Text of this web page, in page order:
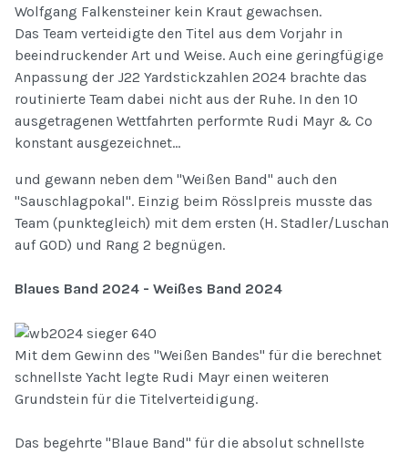
Wolfgang Falkensteiner kein Kraut gewachsen.
Das Team verteidigte den Titel aus dem Vorjahr in
beeindruckender Art und Weise. Auch eine geringfügige
Anpassung der J22 Yardstickzahlen 2024 brachte das
routinierte Team dabei nicht aus der Ruhe. In den 10
ausgetragenen Wettfahrten performte Rudi Mayr & Co
konstant ausgezeichnet...
und gewann neben dem "Weißen Band" auch den
"Sauschlagpokal". Einzig beim Rösslpreis musste das
Team (punktegleich) mit dem ersten (H. Stadler/Luschan
auf GOD) und Rang 2 begnügen.
Blaues Band 2024 - Weißes Band 2024
Mit dem Gewinn des "Weißen Bandes" für die berechnet
schnellste Yacht legte Rudi Mayr einen weiteren
Grundstein für die Titelverteidigung.
Das begehrte "Blaue Band" für die absolut schnellste